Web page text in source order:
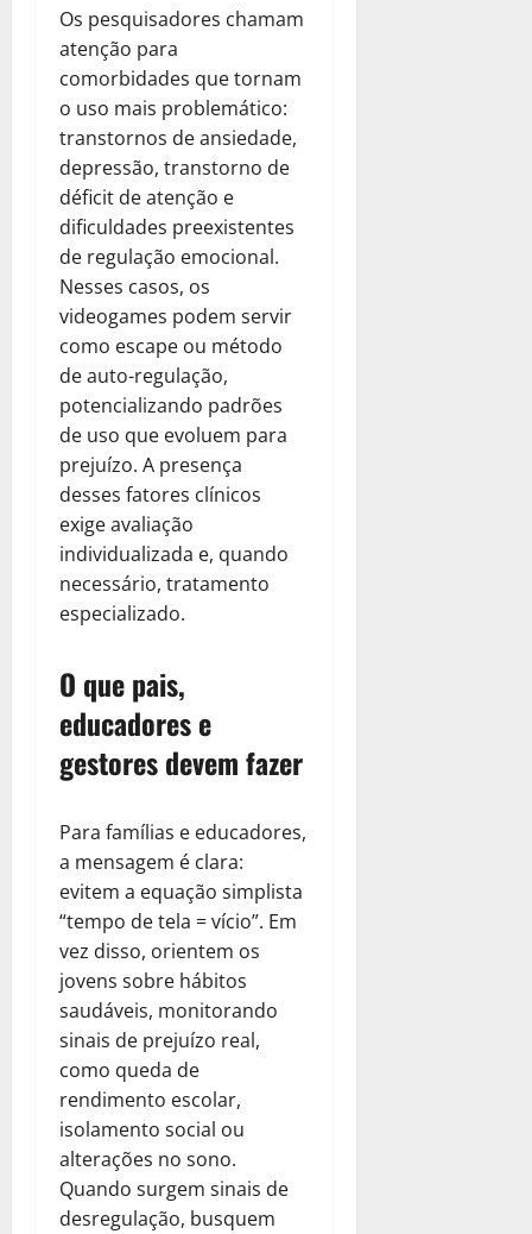
Os pesquisadores chamam
atenção para
comorbidades que tornam
o uso mais problemático:
transtornos de ansiedade,
depressão, transtorno de
déficit de atenção e
dificuldades preexistentes
de regulação emocional.
Nesses casos, os
videogames podem servir
como escape ou método
de auto-regulação,
potencializando padrões
de uso que evoluem para
prejuízo. A presença
desses fatores clínicos
exige avaliação
individualizada e, quando
necessário, tratamento
especializado.
O que pais,
educadores e
gestores devem fazer
Para famílias e educadores,
a mensagem é clara:
evitem a equação simplista
“tempo de tela = vício”. Em
vez disso, orientem os
jovens sobre hábitos
saudáveis, monitorando
sinais de prejuízo real,
como queda de
rendimento escolar,
isolamento social ou
alterações no sono.
Quando surgem sinais de
desregulação, busquem